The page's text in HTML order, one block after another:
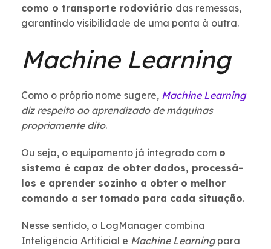
como o transporte rodoviário das remessas,
garantindo visibilidade de uma ponta à outra.
Machine Learning
Como o próprio nome sugere, Machine Learning
diz respeito ao aprendizado de máquinas
propriamente dito.
Ou seja, o equipamento já integrado com o
sistema é capaz de obter dados, processá-
los e aprender sozinho a obter o melhor
comando a ser tomado para cada situação.
Nesse sentido, o LogManager combina
Inteligência Artificial e Machine Learning para